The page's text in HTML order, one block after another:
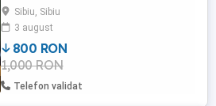
Voalul,coroniță,perinuță pentru verighete
și poseta este cadou. Rochia este
modificata (corset) și mâneci. Vând tot ce
se vede in imagini, totul inclus în preț. Este
mărime mare 50+.Se poate vedea ...
Sibiu, Sibiu
3 august
800 RON
1,000 RON
Telefon validat